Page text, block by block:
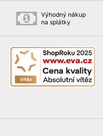
Výhodný nákup
na splátky